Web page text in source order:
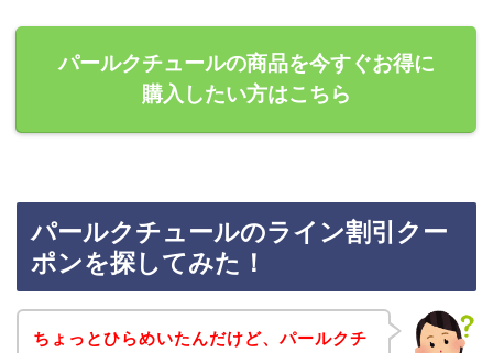
パールクチュールの商品を今すぐお得に
購入したい方はこちら
パールクチュールのライン割引クー
ポンを探してみた！
ちょっとひらめいたんだけど、パールクチ